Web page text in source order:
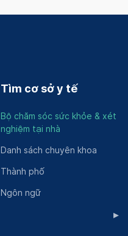
Tìm cơ sở y tế
Bộ chăm sóc sức khỏe & xét
nghiệm tại nhà
Danh sách chuyên khoa
Thành phố
Ngôn ngữ
▸